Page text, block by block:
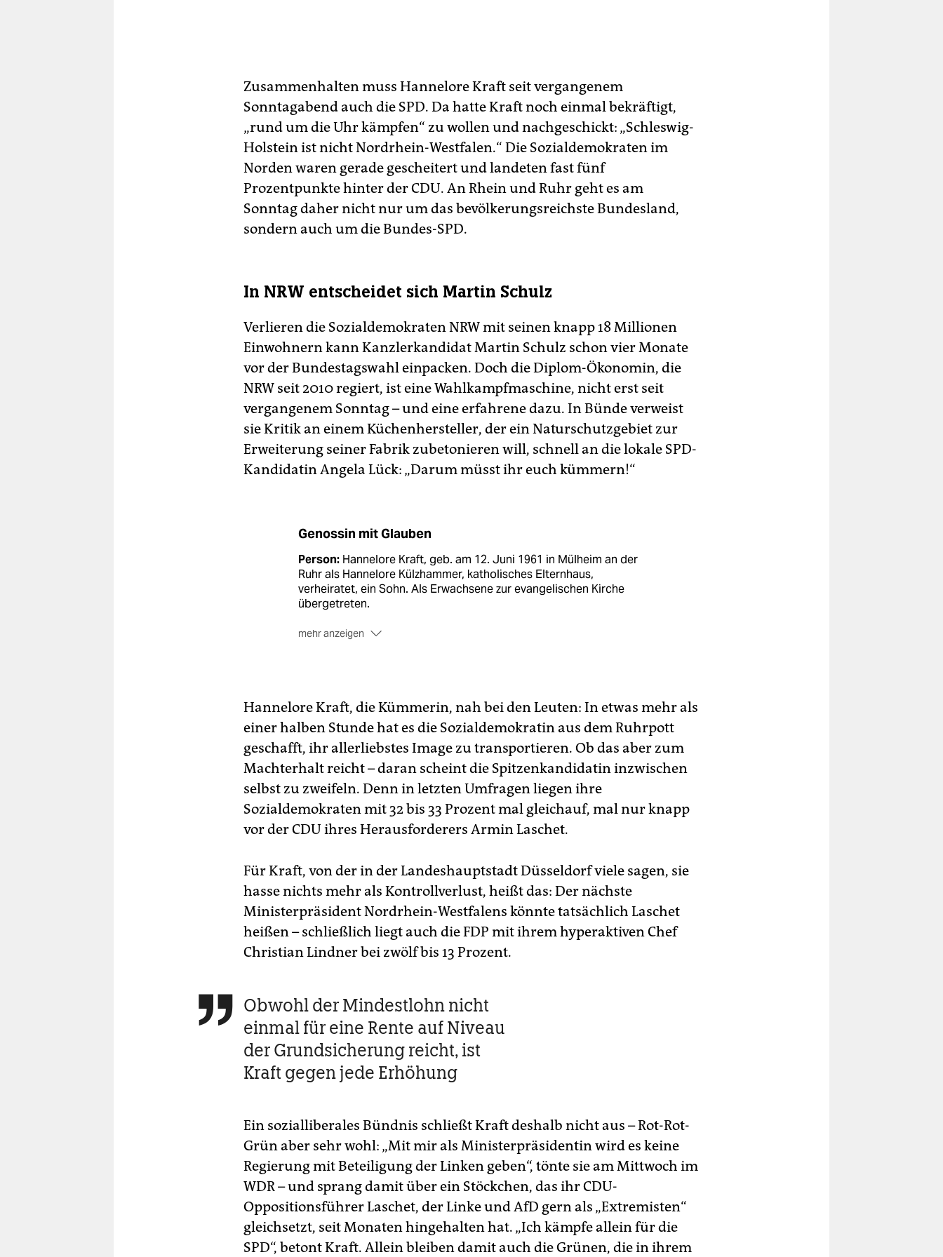
Zusammenhalten muss Hannelore Kraft seit vergangenem
Sonntagabend auch die SPD. Da hatte Kraft noch einmal bekräftigt,
„rund um die Uhr kämpfen“ zu wollen und nachgeschickt: „Schleswig-
Holstein ist nicht Nordrhein-Westfalen.“ Die Sozialdemokraten im
Norden waren gerade gescheitert und landeten fast fünf
Prozentpunkte hinter der CDU. An Rhein und Ruhr geht es am
Sonntag daher nicht nur um das bevölkerungsreichste Bundesland,
sondern auch um die Bundes-SPD.
In NRW entscheidet sich Martin Schulz
Verlieren die Sozialdemokraten NRW mit seinen knapp 18 Millionen
Einwohnern kann Kanzlerkandidat Martin Schulz schon vier Monate
vor der Bundestagswahl einpacken. Doch die Diplom-Ökonomin, die
NRW seit 2010 regiert, ist eine Wahlkampfmaschine, nicht erst seit
vergangenem Sonntag – und eine erfahrene dazu. In Bünde verweist
sie Kritik an einem Küchenhersteller, der ein Naturschutzgebiet zur
Erweiterung seiner Fabrik zubetonieren will, schnell an die lokale SPD-
Kandidatin Angela Lück: „Darum müsst ihr euch kümmern!“
Genossin mit Glauben
Person:Hannelore Kraft, geb. am 12. Juni 1961 in Mülheim an der
Ruhr als Hannelore Külzhammer, katholisches Elternhaus,
verheiratet, ein Sohn. Als Erwachsene zur evangelischen Kirche
übergetreten.
mehr anzeigen
Partei:1994 Eintritt in die SPD, ab 2000 NRW-Landtagsmandat,
2001 bis 2005 Ministerämter unter Clement und Steinbrück. 2005
bis 2010 Oppositionsführerin. Ab 2010 Ministerpräsidentin einer
rot-grünen Koalition.
Hannelore Kraft, die Kümmerin, nah bei den Leuten: In etwas mehr als
einer halben Stunde hat es die Sozialdemokratin aus dem Ruhrpott
geschafft, ihr allerliebstes Image zu transportieren. Ob das aber zum
Machterhalt reicht – daran scheint die Spitzenkandidatin inzwischen
selbst zu zweifeln. Denn in letzten Umfragen liegen ihre
Sozialdemokraten mit 32 bis 33 Prozent mal gleichauf, mal nur knapp
vor der CDU ihres Herausforderers Armin Laschet.
Für Kraft, von der in der Landeshauptstadt Düsseldorf viele sagen, sie
hasse nichts mehr als Kontrollverlust, heißt das: Der nächste
Ministerpräsident Nordrhein-Westfalens könnte tatsächlich Laschet
heißen – schließlich liegt auch die FDP mit ihrem hyperaktiven Chef
Christian Lindner bei zwölf bis 13 Prozent.
 Obwohl der Mindestlohn nicht
einmal für eine Rente auf ­Niveau
der Grundsicherung reicht, ist
Kraft gegen jede Erhöhung
Ein sozialliberales Bündnis schließt Kraft deshalb nicht aus – Rot-Rot-
Grün aber sehr wohl: „Mit mir als Ministerpräsidentin wird es keine
Regierung mit Beteiligung der Linken geben“, tönte sie am Mittwoch im
WDR – und sprang damit über ein Stöckchen, das ihr CDU-
Oppositionsführer Laschet, der Linke und AfD gern als „Extremisten“
gleichsetzt, seit Monaten hingehalten hat. „Ich kämpfe allein für die
SPD“, betont Kraft. Allein bleiben damit auch die Grünen, die in ihrem